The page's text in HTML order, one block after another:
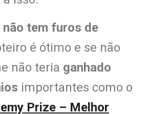
não tem furos de
é ótimo e se não
não teria ganhado
importantes como o
Prize – Melhor